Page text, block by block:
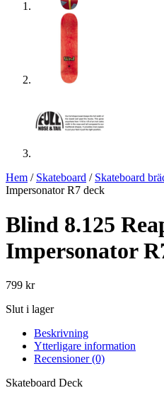
Hem / Skateboard / Skateboard
Impersonator R7 deck
Blind 8.125
Impersonator
799 kr
Slut i lager
Beskrivning
Ytterligare information
Recensioner (0)
Skateboard Deck